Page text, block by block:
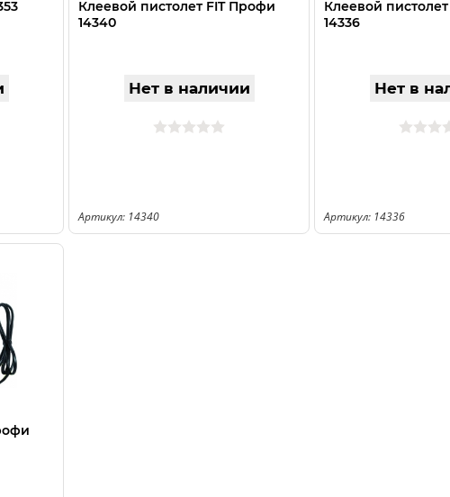
Клеевой пистолет FIT Профи
14340
Нет в наличии
Артикул: 14340
Клеевой
14336
Нет в
Артикул: 14336